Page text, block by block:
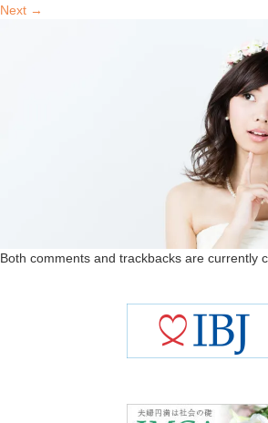
Next →
Both comments and trackbacks are currently